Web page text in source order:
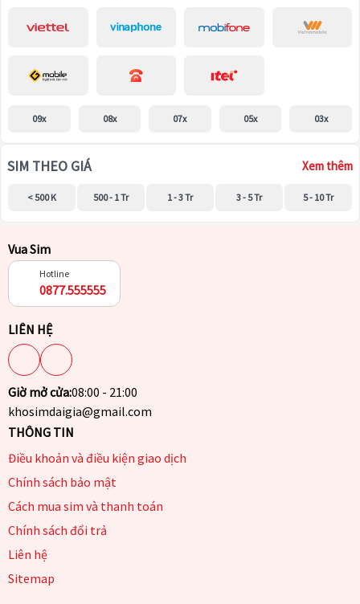
09x 08x 07x 05x 03x
SIM THEO GIÁ Xem thêm
< 500 K 500 - 1 Tr 1 - 3 Tr 3 - 5 Tr 5 - 10 Tr
Vua Sim
Hotline
0877.555555
LIÊN HỆ
Giờ mở cửa:08:00 - 21:00
khosimdaigia@gmail.com
THÔNG TIN
Điều khoản và điều kiện giao dịch
Chính sách bảo mật
Cách mua sim và thanh toán
Chính sách đổi trả
Liên hệ
Sitemap